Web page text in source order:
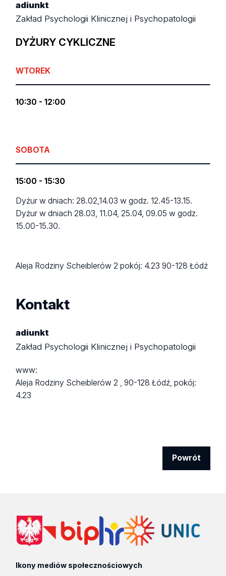
adiunkt
Zakład Psychologii Klinicznej i Psychopatologii
DYŻURY CYKLICZNE
WTOREK
10:30 - 12:00
SOBOTA
15:00 - 15:30
Dyżur w dniach: 28.02,14.03 w godz. 12.45-13.15.
Dyżur w dniach 28.03, 11.04, 25.04, 09.05 w godz.
15.00-15.30.
Aleja Rodziny Scheiblerów 2pokój: 4.2390-128 Łódź
Kontakt
adiunkt
Zakład Psychologii Klinicznej i Psychopatologii
www:
Aleja Rodziny Scheiblerów 2 ,90-128 Łódź,pokój:
4.23
Powrót
Ikony mediów społecznościowych